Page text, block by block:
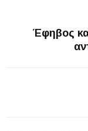
Έφηβος